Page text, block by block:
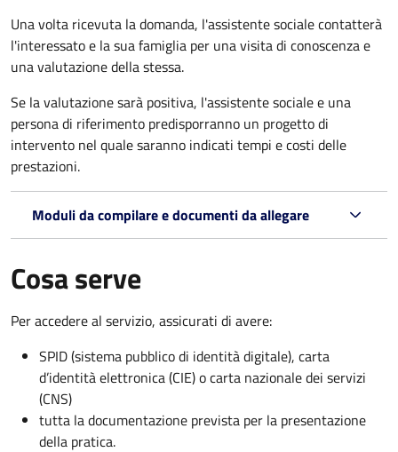
Una volta ricevuta la domanda, l'assistente sociale contatterà
l'interessato e la sua famiglia per una visita di conoscenza e
una valutazione della stessa.
Se la valutazione sarà positiva, l'assistente sociale e una
persona di riferimento predisporranno un progetto di
intervento nel quale saranno indicati tempi e costi delle
prestazioni.
Moduli da compilare e documenti da allegare
Cosa serve
Per accedere al servizio, assicurati di avere:
SPID (sistema pubblico di identità digitale), carta
d’identità elettronica (CIE) o carta nazionale dei servizi
(CNS)
tutta la documentazione prevista per la presentazione
della pratica.